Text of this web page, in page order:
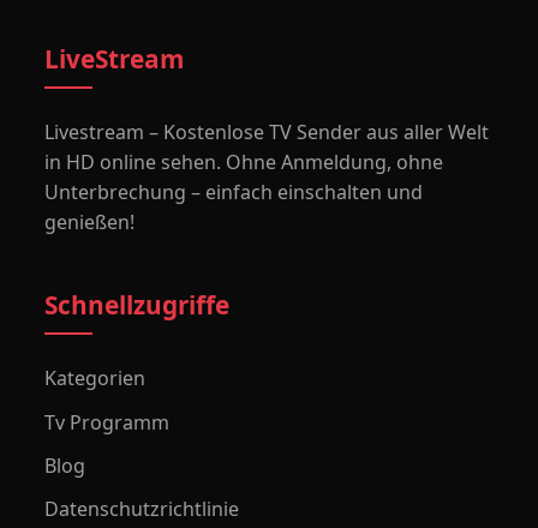
LiveStream
Livestream – Kostenlose TV Sender aus aller Welt
in HD online sehen. Ohne Anmeldung, ohne
Unterbrechung – einfach einschalten und
genießen!
Schnellzugriffe
Kategorien
Tv Programm
Blog
Datenschutzrichtlinie